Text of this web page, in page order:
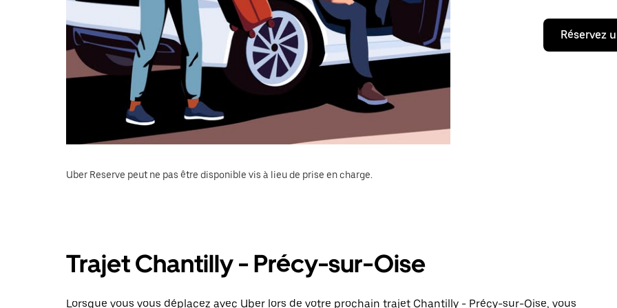
Réservez
Uber Reserve peut ne pas être disponible vis à lieu de prise en charge.
Trajet Chantilly - Précy-sur-Oise
Lorsque vous vous déplacez avec Uber lors de votre prochain trajet Chantilly - Précy-sur-Oise, vous